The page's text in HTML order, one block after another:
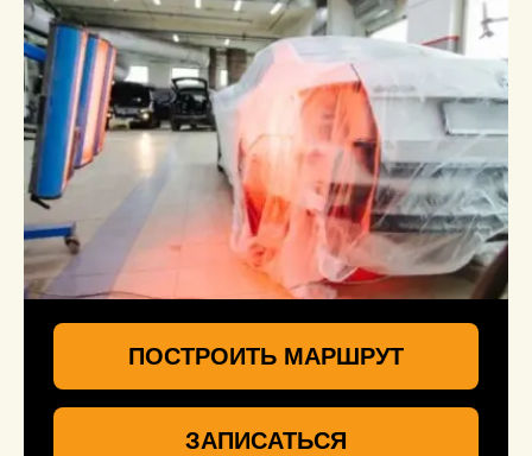
ПОСТРОИТЬ МАРШРУТ
ЗАПИСАТЬСЯ